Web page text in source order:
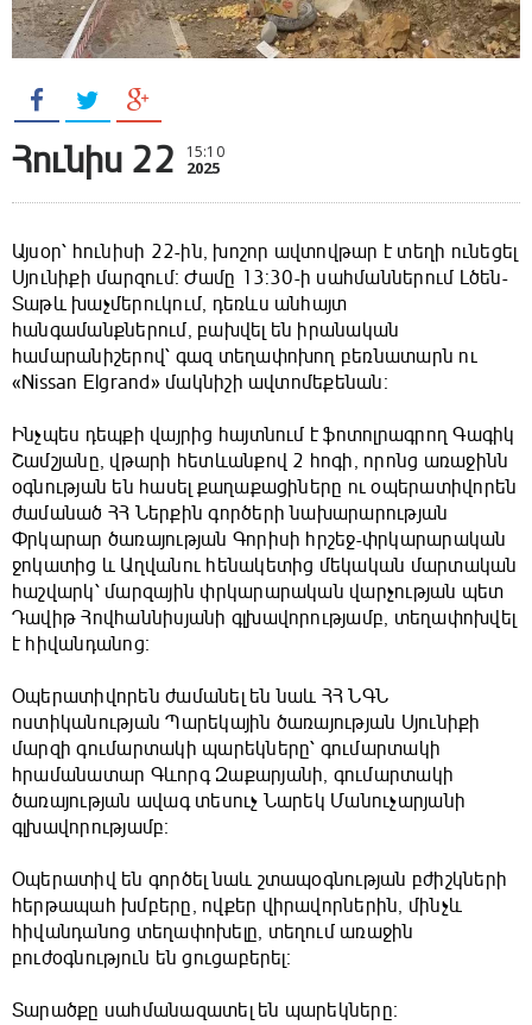
Հունիս 22 15:10
2025
Այսօր՝ հունիսի 22-ին, խոշոր ավտովթար է տեղի ունեցել
Սյունիքի մարզում։ Ժամը 13:30-ի սահմաններում Լծեն-
Տաթև խաչմերուկում, դեռևս անհայտ
հանգամանքներում, բախվել են իրանական
համարանիշերով՝ գազ տեղափոխող բեռնատարն ու
«Nissan Elgrand» մակնիշի ավտոմեքենան։
Ինչպես դեպքի վայրից հայտնում է ֆոտոլրագրող Գագիկ
Շամշյանը, վթարի հետևանքով 2 հոգի, որոնց առաջինն
օգնության են հասել քաղաքացիները ու օպերատիվորեն
ժամանած ՀՀ Ներքին գործերի նախարարության
Փրկարար ծառայության Գորիսի հրշեջ-փրկարարական
ջոկատից և Աղվանու հենակետից մեկական մարտական
հաշվարկ՝ մարզային փրկարարական վարչության պետ
Դավիթ Հովհաննիսյանի գլխավորությամբ, տեղափոխվել
է հիվանդանոց։
Օպերատիվորեն ժամանել են նաև ՀՀ ՆԳՆ
ոստիկանության Պարեկային ծառայության Սյունիքի
մարզի գումարտակի պարեկները՝ գումարտակի
հրամանատար Գևորգ Զաքարյանի, գումարտակի
ծառայության ավագ տեսուչ Նարեկ Մանուչարյանի
գլխավորությամբ։
Օպերատիվ են գործել նաև շտապօգնության բժիշկների
հերթապահ խմբերը, ովքեր վիրավորներին, մինչև
հիվանդանոց տեղափոխելը, տեղում առաջին
բուժօգնություն են ցուցաբերել։
Տարածքը սահմանազատել են պարեկները։